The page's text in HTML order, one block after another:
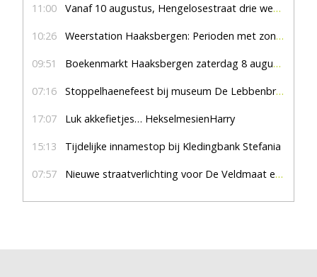
11:00 Vanaf 10 augustus, Hengelosestraat drie weken dicht voor doorgaand verkeer
10:26 Weerstation Haaksbergen: Perioden met zon en droog
09:51 Boekenmarkt Haaksbergen zaterdag 8 augustus, marktplein Haaksbergen
07:16 Stoppelhaenefeest bij museum De Lebbenbrugge
17:07 Luk akkefietjes… HekselmesienHarry
15:13 Tijdelijke innamestop bij Kledingbank Stefania
07:57 Nieuwe straatverlichting voor De Veldmaat en De Pas